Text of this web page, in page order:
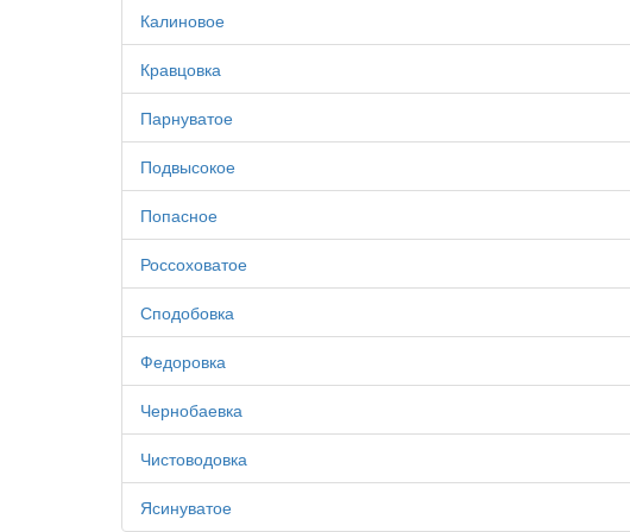
Калиновое
Кравцовка
Парнуватое
Подвысокое
Попасное
Россоховатое
Сподобовка
Федоровка
Чернобаевка
Чистоводовка
Ясинуватое